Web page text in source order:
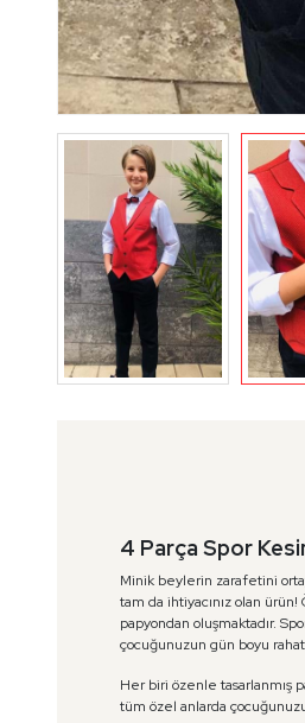
4 Parça Spor
Minik beylerin zarafetini
tam da ihtiyacınız olan
papyondan oluşmaktadır.
çocuğunuzun gün boyu
Her biri özenle tasarlanmış
tüm özel anlarda